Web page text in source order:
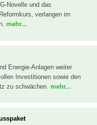
Novelle und das
verlangen im
mehr...
Energie-Anlagen weiter
Investitionen sowie den
zu schwächen. mehr...